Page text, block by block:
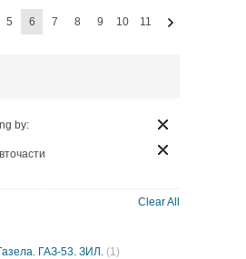
5 6 7 8 9 10 11
by:
Clear All
ГАЗ-53. ЗИЛ.(1)